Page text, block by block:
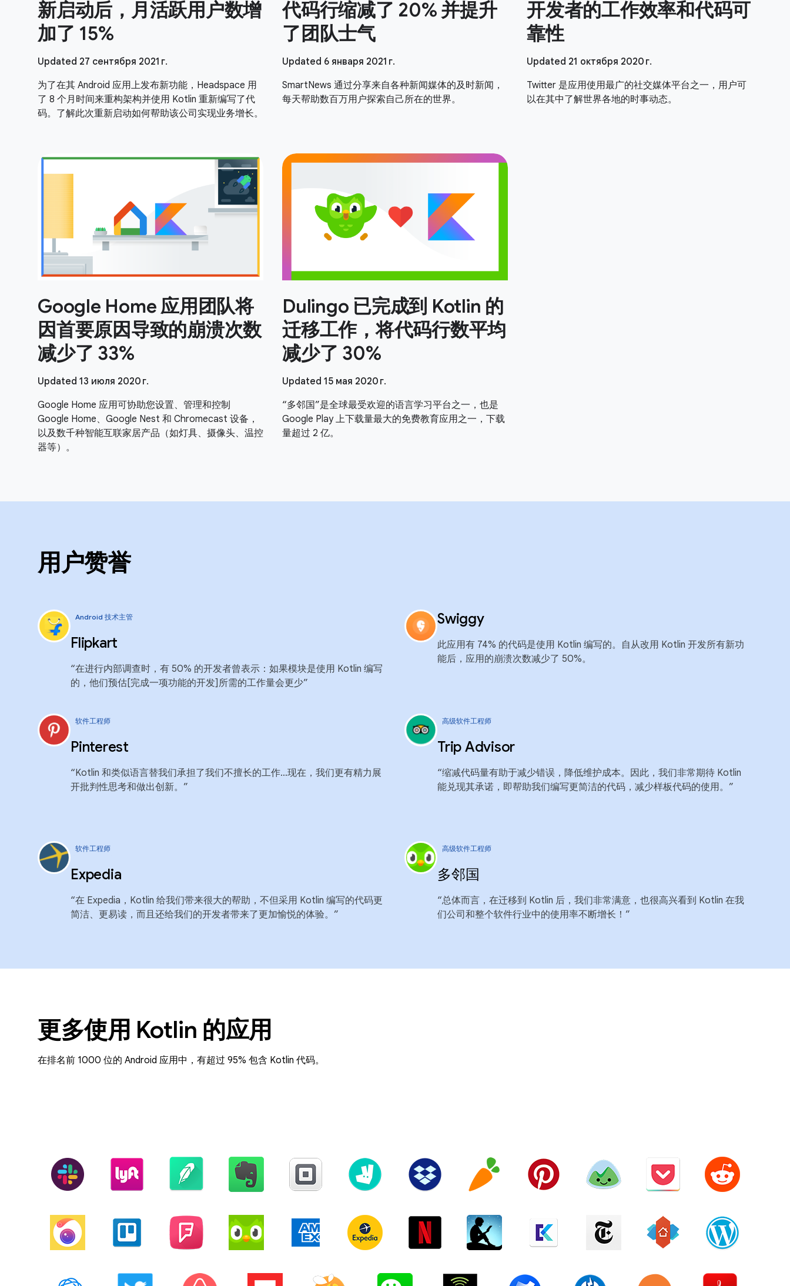
新启动后，月活跃用户数增
加了 15%
Updated 27 сентября 2021 г.
为了在其 Android 应用上发布新功能，Headspace 用
了 8 个月时间来重构架构并使用 Kotlin 重新编写了代
码。了解此次重新启动如何帮助该公司实现业务增长。
代码行缩减了 20% 并提升
了团队士气
Updated 6 января 2021 г.
SmartNews 通过分享来自各种新闻媒体的及时新闻，
每天帮助数百万用户探索自己所在的世界。
开发者的工作效率和代码可
靠性
Updated 21 октября 2020 г.
Twitter 是应用使用最广的社交媒体平台之一，用户可
以在其中了解世界各地的时事动态。
Google Home 应用团队将
因首要原因导致的崩溃次数
减少了 33%
Updated 13 июля 2020 г.
Google Home 应用可协助您设置、管理和控制
Google Home、Google Nest 和 Chromecast 设备，
以及数千种智能互联家居产品（如灯具、摄像头、温控
器等）。
Dulingo 已完成到 Kotlin 的
迁移工作，将代码行数平均
减少了 30%
Updated 15 мая 2020 г.
“多邻国”是全球最受欢迎的语言学习平台之一，也是
Google Play 上下载量最大的免费教育应用之一，下载
量超过 2 亿。
用户赞誉
Android 技术主管
Flipkart
“在进行内部调查时，有 50% 的开发者曾表示：如果模块是使用 Kotlin 编写
的，他们预估[完成一项功能的开发]所需的工作量会更少”
Swiggy
此应用有 74% 的代码是使用 Kotlin 编写的。自从改用 Kotlin 开发所有新功
能后，应用的崩溃次数减少了 50%。
软件工程师
Pinterest
“Kotlin 和类似语言替我们承担了我们不擅长的工作…现在，我们更有精力展
开批判性思考和做出创新。”
高级软件工程师
Trip Advisor
“缩减代码量有助于减少错误，降低维护成本。因此，我们非常期待 Kotlin
能兑现其承诺，即帮助我们编写更简洁的代码，减少样板代码的使用。”
软件工程师
Expedia
“在 Expedia，Kotlin 给我们带来很大的帮助，不但采用 Kotlin 编写的代码更
简洁、更易读，而且还给我们的开发者带来了更加愉悦的体验。”
高级软件工程师
多邻国
“总体而言，在迁移到 Kotlin 后，我们非常满意，也很高兴看到 Kotlin 在我
们公司和整个软件行业中的使用率不断增长！”
更多使用 Kotlin 的应用
在排名前 1000 位的 Android 应用中，有超过 95% 包含 Kotlin 代码。